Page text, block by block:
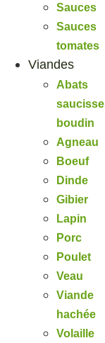
Sauces
Sauces
tomates
Viandes
Abats
boudin
Agneau
Boeuf
Dinde
Gibier
Lapin
Porc
Poulet
Veau
Viande
hachée
Volaille